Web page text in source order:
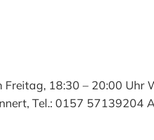
Freitag, 18:30 – 20:00
Tel.: 0157 57139204